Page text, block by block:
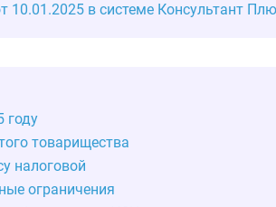
в системе Консультант
году
товарищества
налоговой
ограничения